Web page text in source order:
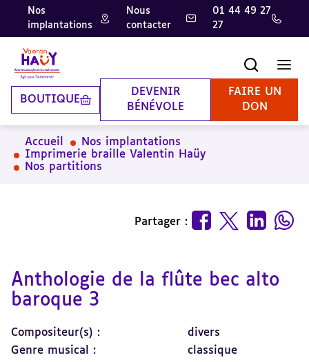
Aller
contenu
principal
Aller
pied
de
page
Aller
la
recherche
Nos
implantations
Nous
contacter
01 44 49 27
27
BOUTIQUE
DEVENIR
BÉNÉVOLE
FAIRE UN
DON
Accueil
Nos implantations
Imprimerie braille Valentin Haüy
Nos partitions
Partager :
Anthologie de la flûte bec alto
baroque 3
Compositeur(s) :
divers
Genre musical :
classique